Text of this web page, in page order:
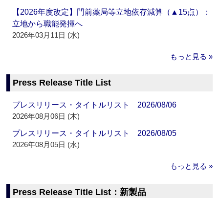
【2026年度改定】門前薬局等立地依存減算（▲15点）：
立地から職能発揮へ
2026年03月11日 (水)
もっと見る »
Press Release Title List
プレスリリース・タイトルリスト 2026/08/06
2026年08月06日 (木)
プレスリリース・タイトルリスト 2026/08/05
2026年08月05日 (水)
もっと見る »
Press Release Title List：新製品